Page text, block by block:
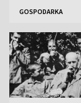
GOSPODARKA